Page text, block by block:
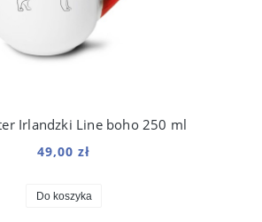
Irlandzki Line boho 250 ml
49,00 zł
Do koszyka